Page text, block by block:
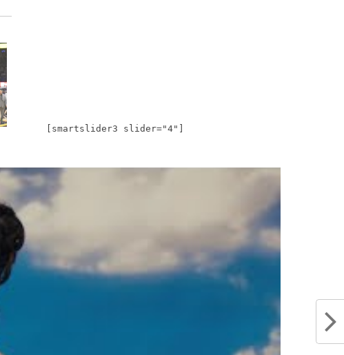
[smartslider3 slider="4"]